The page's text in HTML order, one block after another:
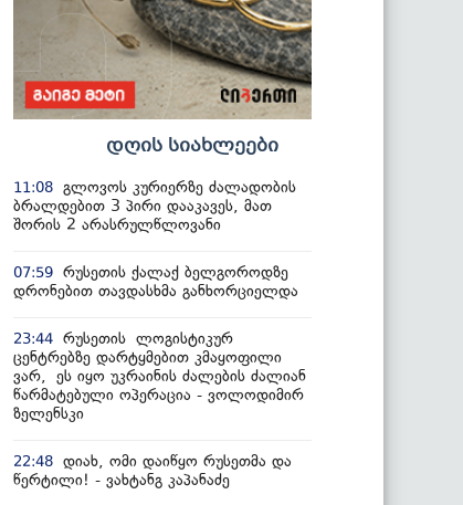
დღის სიახლეები
11:08 გლოვოს კურიერზე ძალადობის
ბრალდებით 3 პირი დააკავეს, მათ
შორის 2 არასრულწლოვანი
07:59 რუსეთის ქალაქ ბელგოროდზე
დრონებით თავდასხმა განხორციელდა
23:44 რუსეთის ლოგისტიკურ
ცენტრებზე დარტყმებით კმაყოფილი
ვარ, ეს იყო უკრაინის ძალების ძალიან
წარმატებული ოპერაცია - ვოლოდიმირ
ზელენსკი
22:48 დიახ, ომი დაიწყო რუსეთმა და
წერტილი! - ვახტანგ კაპანაძე